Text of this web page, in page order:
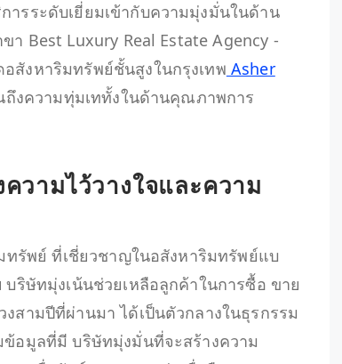
ารระดับเยี่ยมเข้ากับความมุ่งมั่นในด้าน
Best Luxury Real Estate Agency -
สังหาริมทรัพย์ชั้นสูงในกรุงเทพ Asher
ถึงความทุ่มเททั้งในด้านคุณภาพการ
วามไว้วางใจและความ
ทรัพย์ ที่เชี่ยวชาญในอสังหาริมทรัพย์แบ
ริษัทมุ่งเน้นช่วยเหลือลูกค้าในการซื้อ ขาย
สามปีที่ผ่านมา ได้เป็นตัวกลางในธุรกรรม
อมูลที่มี บริษัทมุ่งมั่นที่จะสร้างความ